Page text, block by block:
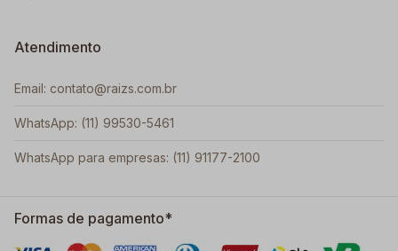
Atendimento
Email: contato@raizs.com.br
WhatsApp: (11) 99530-5461
WhatsApp para empresas: (11) 91177-2100
Formas de pagamento*